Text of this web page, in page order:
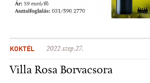
KOKTÉL 2022.szep.27.
Villa Rosa Borvacsora